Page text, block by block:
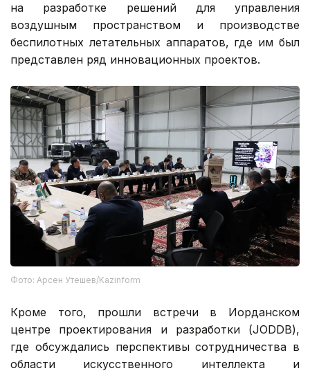
на разработке решений для управления
воздушным пространством и производстве
беспилотных летательных аппаратов, где им был
представлен ряд инновационных проектов.
Фото: Арсен Утешев/Kazinform
Кроме того, прошли встречи в Иорданском
центре проектирования и разработки (JODDB),
где обсуждались перспективы сотрудничества в
области искусственного интеллекта и